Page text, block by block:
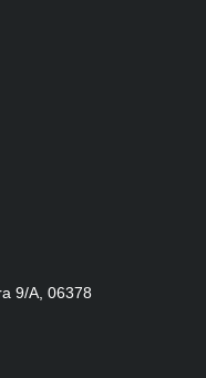
9/A, 06378